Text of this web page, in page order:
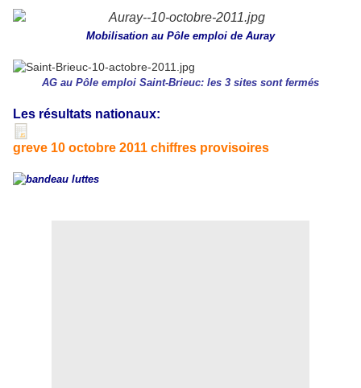
Mobilisation au Pôle emploi de Auray
AG au Pôle emploi Saint-Brieuc: les 3 sites sont fermés
Les résultats nationaux:
greve 10 octobre 2011 chiffres provisoires